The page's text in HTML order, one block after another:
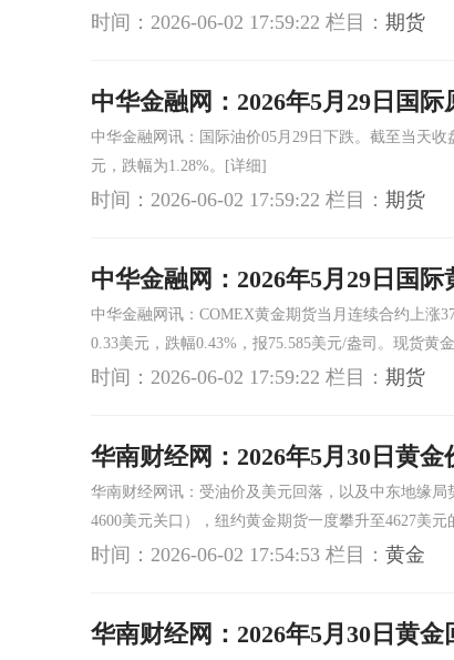
时间：2026-06-02 17:59:22 栏目： 期货
中华金融网：2026年5月29日国
中华金融网讯：国际油价05月29日下跌。截至当天
元，跌幅为1.28%。
[详细]
时间：2026-06-02 17:59:22 栏目： 期货
中华金融网：2026年5月29日国
中华金融网讯：COMEX黄金期货当月连续合约上涨
0.33美元，跌幅0.43%，报75.585美元/盎司。现货黄
时间：2026-06-02 17:59:22 栏目： 期货
华南财经网：2026年5月30日黄金
华南财经网讯：受油价及美元回落，以及中东地缘
4600美元关口），纽约黄金期货一度攀升至4627美元
时间：2026-06-02 17:54:53 栏目： 黄金
华南财经网：2026年5月30日黄金